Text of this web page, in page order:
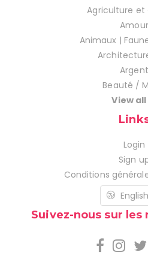
Agriculture et
Amour
Animaux |
Argent
Beauté /
View all
Login
Sign
Conditions
English
Suivez-nous sur les